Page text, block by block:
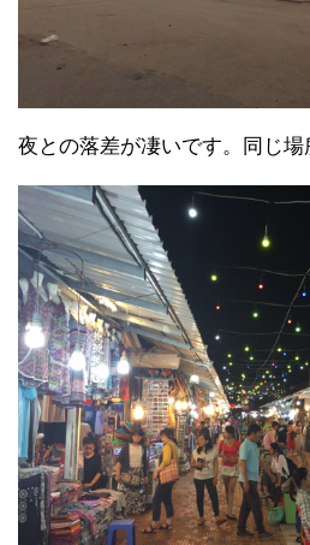
夜との落差が凄いです。同じ場